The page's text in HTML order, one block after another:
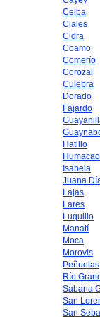
Ceiba
Ciales
Cidra
Coamo
Comerío
Corozal
Culebra
Dorado
Fajardo
Hatillo
Humacao
Isabela
Juana
Lajas
Lares
Luquillo
Manatí
Moca
Morovis
Peñuelas
Río
Sabana
San
San